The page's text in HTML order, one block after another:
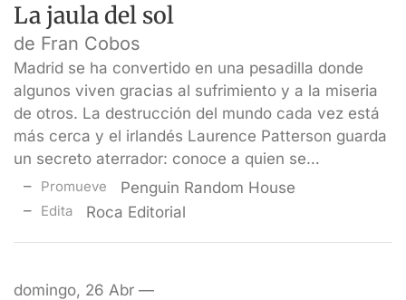
La jaula del sol
de Fran Cobos
Madrid se ha convertido en una pesadilla donde
algunos viven gracias al sufrimiento y a la miseria
de otros. La destrucción del mundo cada vez está
más cerca y el irlandés Laurence Patterson guarda
un secreto aterrador: conoce a quien se…
Promueve Penguin Random House
Edita Roca Editorial
domingo, 26 Abr —